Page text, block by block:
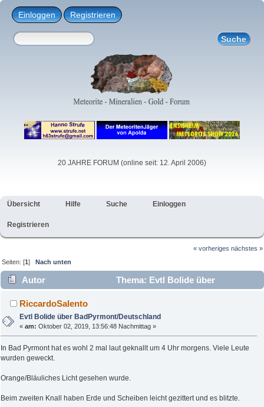
Einloggen Registrieren
20 JAHRE FORUM (online seit: 12. April 2006)
Übersicht Hilfe Suche Einloggen
Registrieren
« vorheriges nächstes »
Seiten: [1]Nach unten
Autor
Thema: Evtl Bolide über
BadPyrmont/Deutschland (Gelesen 7289 mal)
RiccardoSalento
Evtl Bolide über BadPyrmont/Deutschland
«am: Oktober 02, 2019, 13:56:48 Nachmittag »
In Bad Pyrmont hat es wohl 2 mal laut geknallt um 4 Uhr morgens. Viele Leute
wurden geweckt.
Orange/Bläuliches Licht gesehen wurde.
Beim zweiten Knall haben Erde und Scheiben leicht gezittert und es blitzte.